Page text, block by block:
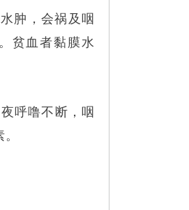
肿，会祸及咽
贫血者黏膜水
呼噜不断，咽